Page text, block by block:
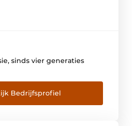
sinds vier generaties
Bedrijfsprofiel